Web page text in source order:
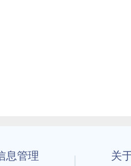
息管理 关